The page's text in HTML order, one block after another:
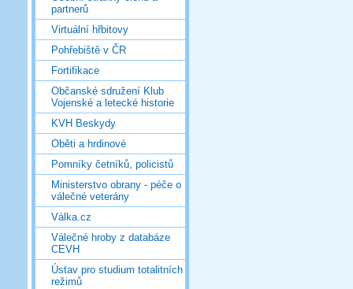
partnerů
Virtuální hřbitovy
Pohřebiště v ČR
Fortifikace
Občanské sdružení Klub
Vojenské a letecké historie
KVH Beskydy
Oběti a hrdinové
Pomníky četníků, policistů
Ministerstvo obrany - péče o
válečné veterány
Válka.cz
Válečné hroby z databáze
CEVH
Ústav pro studium totalitních
režimů